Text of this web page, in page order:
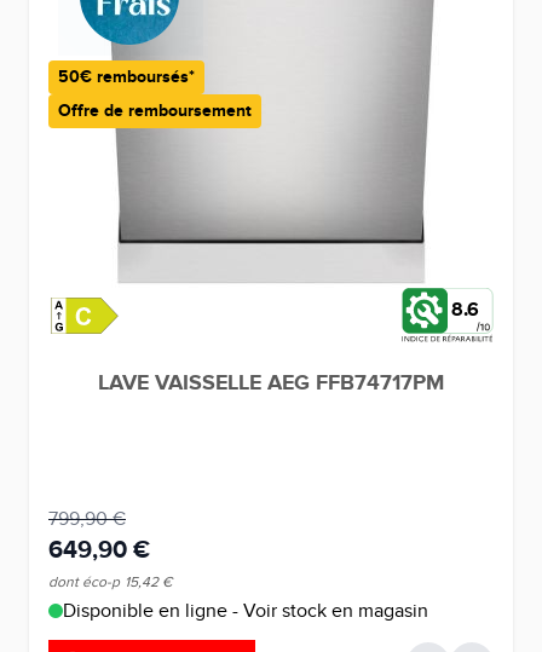
50€ remboursés*
Offre de remboursement
8.6
LAVE VAISSELLE AEG FFB74717PM
799,90 €
649,90 €
dont éco-p 15,42 €
Disponible en ligne - Voir stock en magasin